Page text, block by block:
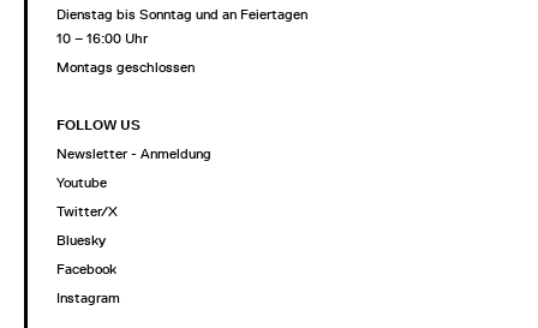
Dienstag bis Sonntag und an Feiertagen
10 – 16:00 Uhr
Montags geschlossen
FOLLOW US
Newsletter - Anmeldung
Youtube
Twitter/X
Bluesky
Facebook
Instagram